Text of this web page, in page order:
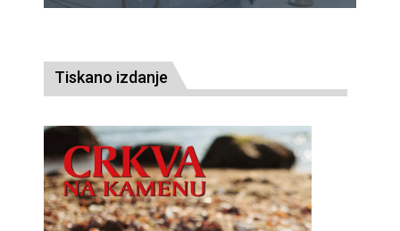
Tiskano izdanje